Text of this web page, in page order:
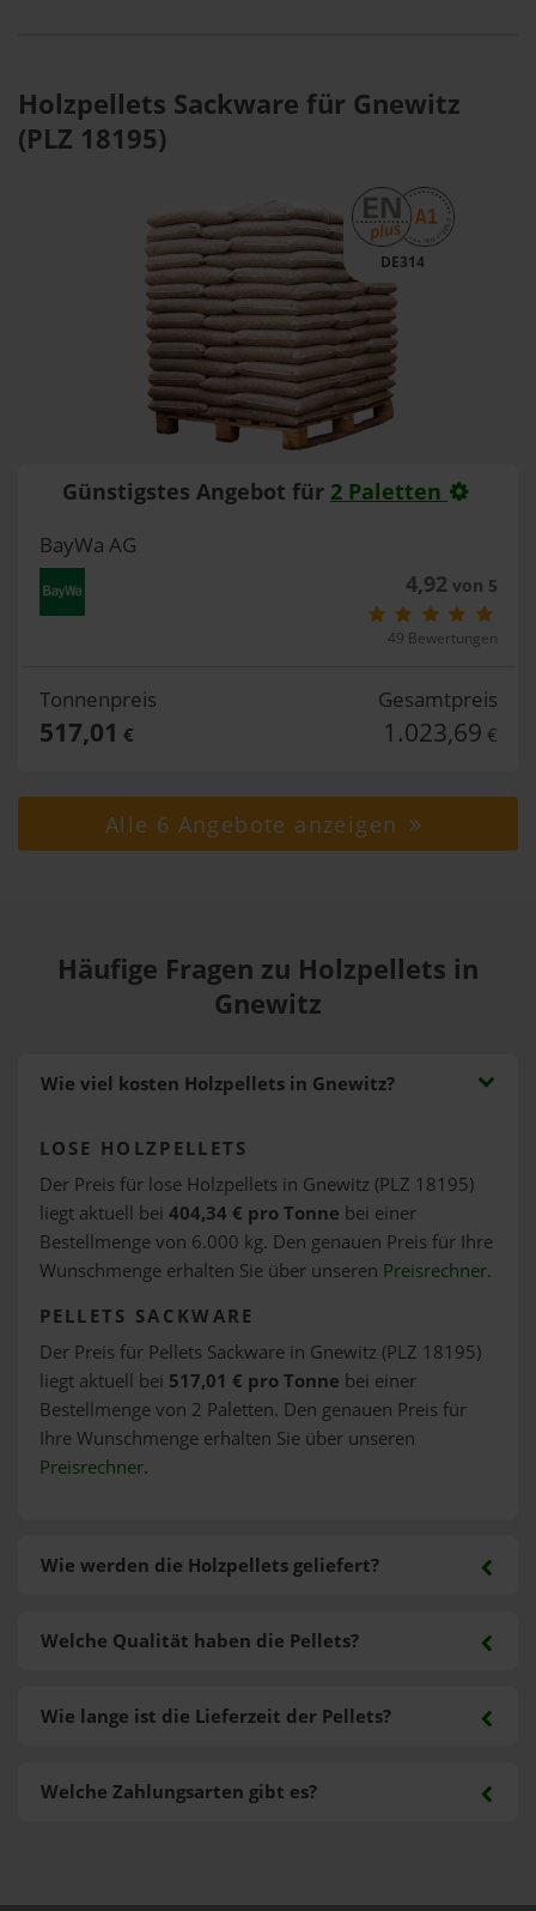
Holzpellets Sackware für Gnewitz
(PLZ 18195)
DE314
Günstigstes Angebot für 2 Paletten
BayWa AG
4,92von 5
49 Bewertungen
Tonnenpreis
517,01 €
Gesamtpreis
1.023,69 €
Alle 6 Angebote anzeigen
Häufige Fragen zu Holzpellets in
Gnewitz
Wie viel kosten Holzpellets in Gnewitz?
LOSE HOLZPELLETS
Der Preis für lose Holzpellets in Gnewitz (PLZ 18195)
liegt aktuell bei 404,34 € pro Tonne bei einer
Bestellmenge von 6.000 kg. Den genauen Preis für Ihre
Wunschmenge erhalten Sie über unseren Preisrechner.
PELLETS SACKWARE
Der Preis für Pellets Sackware in Gnewitz (PLZ 18195)
liegt aktuell bei 517,01 € pro Tonne bei einer
Bestellmenge von 2 Paletten. Den genauen Preis für
Ihre Wunschmenge erhalten Sie über unseren
Preisrechner.
Wie werden die Holzpellets geliefert?
Welche Zahlungsarten gibt es?
Welche Qualität haben die Pellets?
Wie lange ist die Lieferzeit der Pellets?